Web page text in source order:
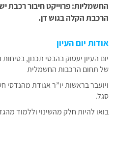
החשמליות: פרוייקט חיבור רכבת
הרכבת הקלה בגוש דן.
אודות יום העיון
יום העיון יעסוק בהבטי תכנון,
של תחום הרכבות החשמלית
ויועבר בראשות יו”ר אגודת
סגל.
בואו להיות חלק מהשינוי וללמוד